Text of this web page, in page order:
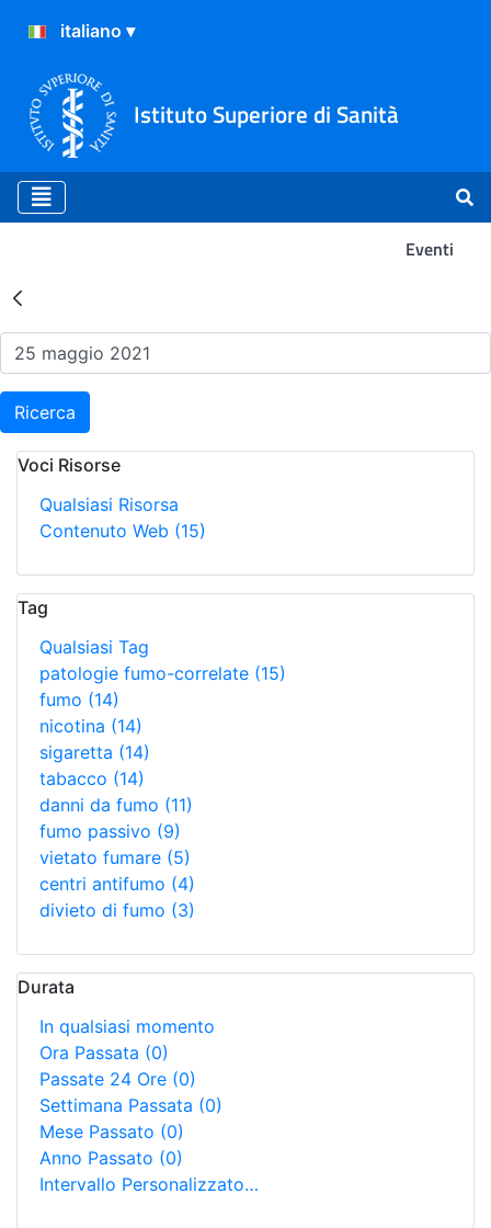
Istituto Superiore di Sanità
Eventi
Risultati della Ricerca -
Ricerca
Voci Risorse
Qualsiasi Risorsa
Contenuto Web (15)
Tag
Qualsiasi Tag
patologie fumo-correlate (15)
fumo (14)
nicotina (14)
sigaretta (14)
tabacco (14)
danni da fumo (11)
fumo passivo (9)
vietato fumare (5)
centri antifumo (4)
divieto di fumo (3)
Durata
In qualsiasi momento
Ora Passata (0)
Passate 24 Ore (0)
Settimana Passata (0)
Mese Passato (0)
Anno Passato (0)
Intervallo Personalizzato…